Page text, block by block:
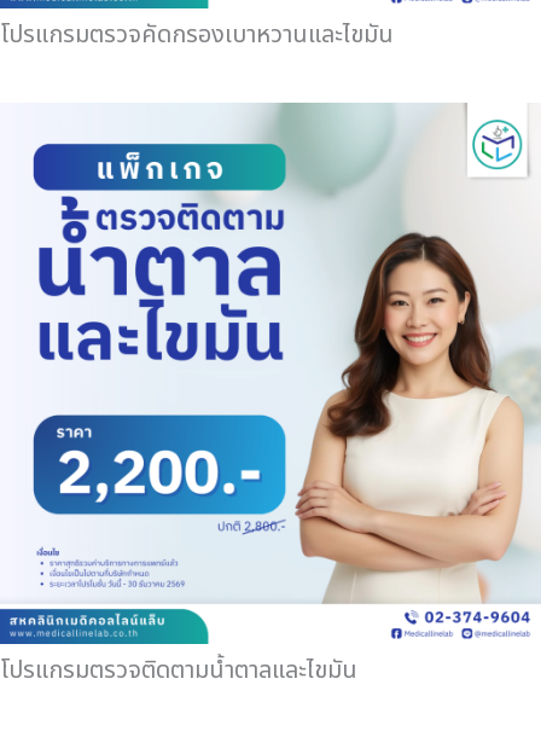
โปรแกรมตรวจคัดกรองเบาหวานและไขมัน
โปรแกรมตรวจติดตามน้ำตาลและไขมัน